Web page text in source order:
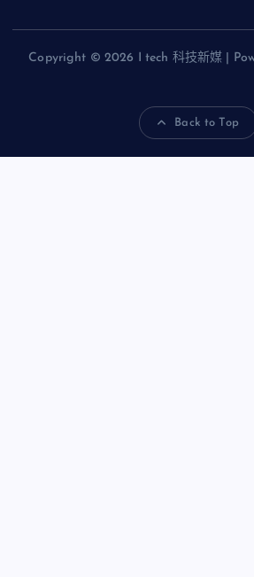
Copyright © 2026 I tech 科技新媒 |
Back to Top